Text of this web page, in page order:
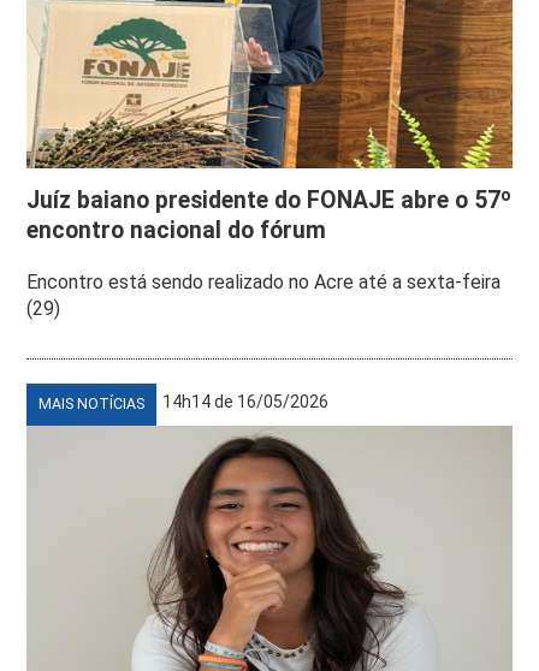
Juíz baiano presidente do FONAJE abre o 57º
encontro nacional do fórum
Encontro está sendo realizado no Acre até a sexta-feira
(29)
MAIS NOTÍCIAS 14h14 de 16/05/2026